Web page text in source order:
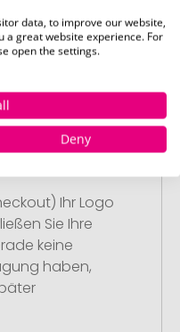
Ihr Logo
Sie Ihre
keine
haben,
data, to improve our website,
a great website experience. For
open the settings.
Deny